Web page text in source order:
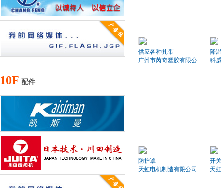
供应各种扎带
广州市芮奇塑胶有限公司
降
科
10F 配件
防护罩
天虹电机制造有限公司
开关
天